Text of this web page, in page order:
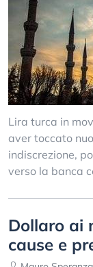
Lira turca in
aver toccato
indiscrezione,
verso la banca
Dollaro ai
cause e